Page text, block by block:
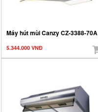
Máy hút mùi Canzy CZ-3388-70A
5.344.000 VNĐ